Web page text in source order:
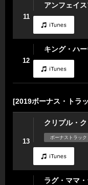
11
アンフェイ
12
キング・ハ
[2019ボーナス・トラ
13
クリプル・
ボーナストラック
ラグ・ママ